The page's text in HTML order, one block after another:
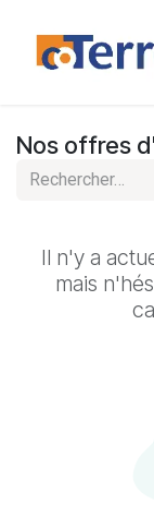
Nos offres
Il n'y a
mais